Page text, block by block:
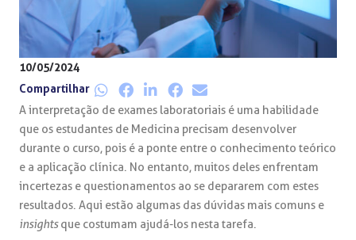
10/05/2024
Compartilhar
A interpretação de exames laboratoriais é uma habilidade
que os estudantes de Medicina precisam desenvolver
durante o curso, pois é a ponte entre o conhecimento teórico
e a aplicação clínica. No entanto, muitos deles enfrentam
incertezas e questionamentos ao se depararem com estes
resultados. Aqui estão algumas das dúvidas mais comuns e
insightsque costumam ajudá-los nesta tarefa.